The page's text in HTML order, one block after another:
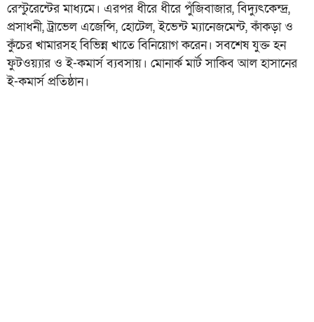
রেস্টুরেন্টের মাধ্যমে। এরপর ধীরে ধীরে পুঁজিবাজার, বিদ্যুৎকেন্দ্র,
প্রসাধনী, ট্রাভেল এজেন্সি, হোটেল, ইভেন্ট ম্যানেজমেন্ট, কাঁকড়া ও
কুঁচের খামারসহ বিভিন্ন খাতে বিনিয়োগ করেন। সবশেষ যুক্ত হন
ফুটওয়্যার ও ই-কমার্স ব্যবসায়। মোনার্ক মার্ট সাকিব আল হাসানের
ই-কমার্স প্রতিষ্ঠান।